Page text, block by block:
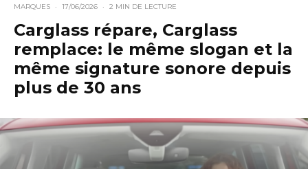
MARQUES · 17/06/2026 · 2 MIN DE LECTURE
Carglass répare, Carglass
remplace: le même slogan et la
même signature sonore depuis
plus de 30 ans